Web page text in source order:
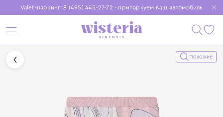
Valet-паркинг: 8 (495) 445-27-72 - припаркуем ваш автомобиль
Бесплатная доставка при заказе от 15 000 ₽
Установите приложение, чтобы покупки были еще удобнее
Похожие